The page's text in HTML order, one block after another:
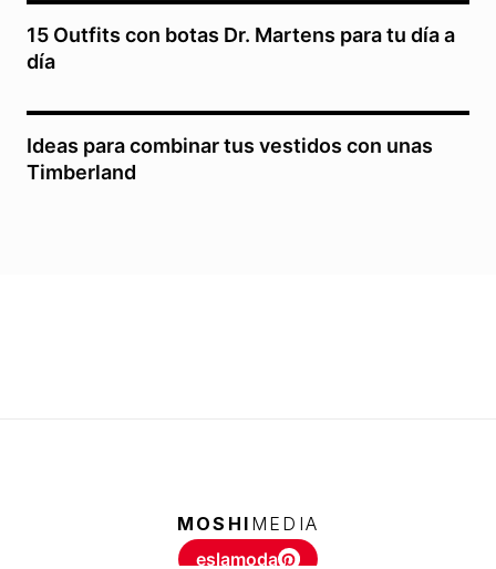
15 Outfits con botas Dr. Martens para tu día a
día
Ideas para combinar tus vestidos con unas
Timberland
MOSHI MEDIA
eslamoda